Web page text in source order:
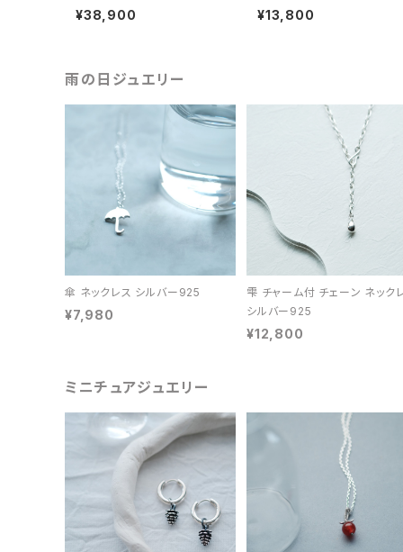
¥38,900 ¥13,800
雨の日ジュエリー
傘 ネックレス シルバー925
¥7,980
雫 チャーム付 チェーン ネック
シルバー925
¥12,800
ミニチュアジュエリー